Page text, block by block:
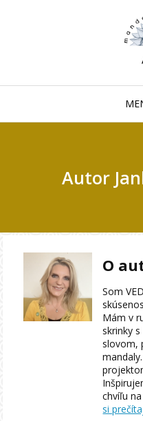
Autor
O
Som
Mám v
skrinky
slovom,
chvíľu
si